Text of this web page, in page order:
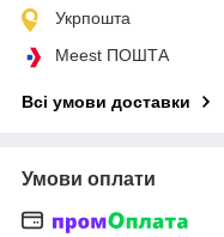
Укрпошта
Meest ПОШТА
Всі умови доставки
Умови оплати